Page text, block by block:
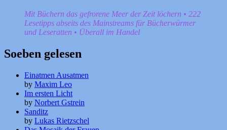
Mit Büchern das gefrorene Meer der Zeit löchern • 222
Lesetipps abseits des Mainstreams für Bücherwürmer
und Leseratten • Überall im Handel
Soeben gelesen
Einatmen Ausatmen
by Maxim Leo
Im ersten Licht
by Norbert Gstrein
Sanditz
by Lukas Rietzschel